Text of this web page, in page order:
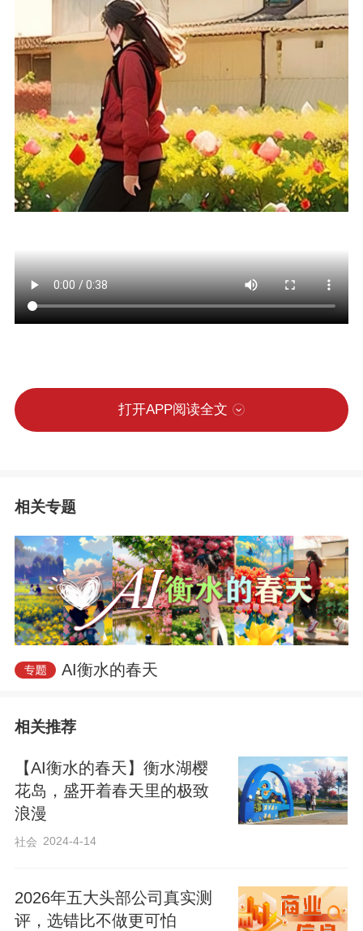
打开APP阅读全文
相关专题
AI衡水的春天
相关推荐
【AI衡水的春天】衡水湖樱
花岛，盛开着春天里的极致
浪漫
社会 2024-4-14
2026年五大头部公司真实测
评，选错比不做更可怕